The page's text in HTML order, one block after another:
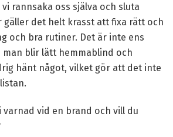
rannsaka oss själva och sluta
gäller det helt krasst att fixa rätt och
och bra rutiner. Det är inte ens
blir lätt hemmablind och
hänt något, vilket gör att det inte
varnad vid en brand och vill du